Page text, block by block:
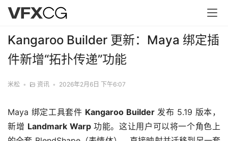
Kangaroo Builder 更新：Maya 绑定插
件新增“拓扑传递”功能
米松 • 资讯 • 2026年2月6日 下午6:07
Maya 绑定工具套件 Kangaroo Builder 发布 5.19 版本，
新增 Landmark Warp 功能。这让用户可以将一个角色上